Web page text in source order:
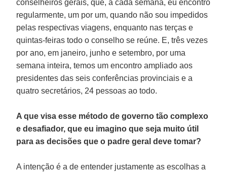
conselheiros gerais, que, a cada semana, eu encontro
regularmente, um por um, quando não sou impedidos
pelas respectivas viagens, enquanto nas terças e
quintas-feiras todo o conselho se reúne. E, três vezes
por ano, em janeiro, junho e setembro, por uma
semana inteira, temos um encontro ampliado aos
presidentes das seis conferências provinciais e a
quatro secretários, 24 pessoas ao todo.
A que visa esse método de governo tão complexo
e desafiador, que eu imagino que seja muito útil
para as decisões que o padre geral deve tomar?
A intenção é a de entender justamente as escolhas a